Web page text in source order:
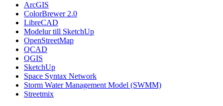
ArcGIS
ColorBrewer 2.0
LibreCAD
Modelur till SketchUp
OpenStreetMap
QCAD
QGIS
SketchUp
Space Syntax Network
Storm Water Management Model (SWMM)
Streetmix